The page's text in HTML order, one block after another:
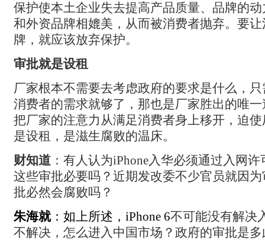
保护使本土企业失去提高产品质量、品牌的
和外资品牌相媲美，从而被消费者抛弃。要
牌，就应该放弃保护。
审批就是设租
厂家根本不需要去考虑政府的要求是什么，
消费者的需求就够了，那也是厂家胜出的唯
把厂家的注意力从满足消费者身上移开，迫
是设租，是滋生腐败的温床。
财知道 ： 有人认为iPhone入华必须通过入网
这些审批必要吗？近期发改委不少官员就因
批必然会腐败吗？
朱海就：如上所述，iPhone 6不可能没有解决
不解决，怎么进入中国市场？政府的审批是